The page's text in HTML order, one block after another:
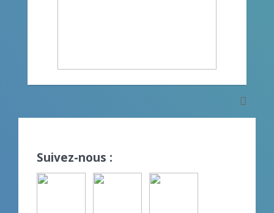
Suivez-nous :